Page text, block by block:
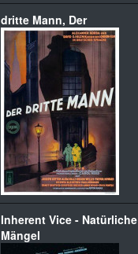
dritte Mann, Der
Inherent Vice - Natürliche
Mängel